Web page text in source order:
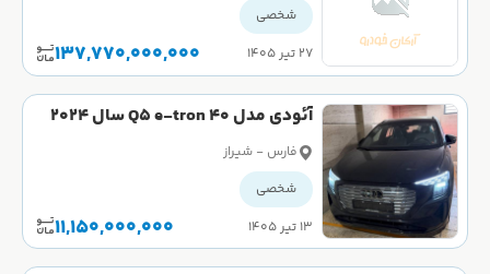
شخصی
۲۷ تیر ۱۴۰۵
137,770,000,000
آئودی مدل Q5 e-tron 40 سال 2024
صفرفارس - شیراز
شخصی
۱۳ تیر ۱۴۰۵
11,150,000,000